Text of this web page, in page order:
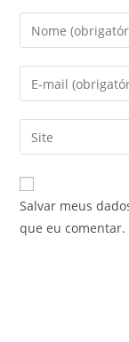
Salvar meus
que eu comentar.